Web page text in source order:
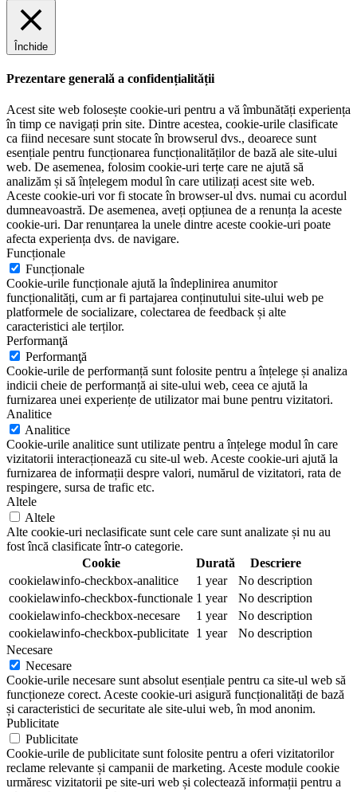
Închide
Prezentare generală a confidențialității
Acest site web folosește cookie-uri pentru a vă îmbunătăți experiența
în timp ce navigați prin site. Dintre acestea, cookie-urile clasificate
ca fiind necesare sunt stocate în browserul dvs., deoarece sunt
esențiale pentru funcționarea funcționalităților de bază ale site-ului
web. De asemenea, folosim cookie-uri terțe care ne ajută să
analizăm și să înțelegem modul în care utilizați acest site web.
Aceste cookie-uri vor fi stocate în browser-ul dvs. numai cu acordul
dumneavoastră. De asemenea, aveți opțiunea de a renunța la aceste
cookie-uri. Dar renunțarea la unele dintre aceste cookie-uri poate
afecta experiența dvs. de navigare.
Funcționale
Funcționale
Cookie-urile funcționale ajută la îndeplinirea anumitor
funcționalități, cum ar fi partajarea conținutului site-ului web pe
platformele de socializare, colectarea de feedback și alte
caracteristici ale terților.
Performanţă
Performanţă
Cookie-urile de performanță sunt folosite pentru a înțelege și analiza
indicii cheie de performanță ai site-ului web, ceea ce ajută la
furnizarea unei experiențe de utilizator mai bune pentru vizitatori.
Analitice
Analitice
Cookie-urile analitice sunt utilizate pentru a înțelege modul în care
vizitatorii interacționează cu site-ul web. Aceste cookie-uri ajută la
furnizarea de informații despre valori, numărul de vizitatori, rata de
respingere, sursa de trafic etc.
Altele
Altele
Alte cookie-uri neclasificate sunt cele care sunt analizate și nu au
fost încă clasificate într-o categorie.
Cookie
Durată
Descriere
cookielawinfo-checkbox-analitice
1 year
No description
cookielawinfo-checkbox-functionale 1 year
No description
cookielawinfo-checkbox-necesare
1 year
No description
cookielawinfo-checkbox-publicitate 1 year
No description
Necesare
Necesare
Cookie-urile necesare sunt absolut esențiale pentru ca site-ul web să
funcționeze corect. Aceste cookie-uri asigură funcționalități de bază
și caracteristici de securitate ale site-ului web, în mod anonim.
Publicitate
Publicitate
Cookie-urile de publicitate sunt folosite pentru a oferi vizitatorilor
reclame relevante și campanii de marketing. Aceste module cookie
urmăresc vizitatorii pe site-uri web și colectează informații pentru a